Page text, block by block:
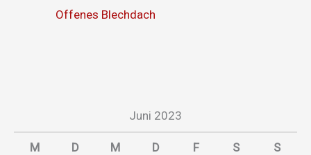
Offenes Blechdach
Juni 2023
M D M D F S S